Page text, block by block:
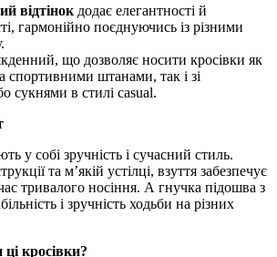
відтінок додає елегантності й
гармонійно поєднуючись із різними
що дозволяє носити кросівки як
спортивними штанами, так і зі
сукнями в стилі casual.
у собі зручність і сучасний стиль.
та м’якій устілці, взуття забезпечує
тривалого носіння. А гнучка підошва з
і зручність ходьби на різних
кросівки?